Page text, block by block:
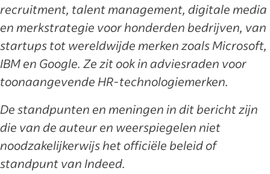
recruitment, talent management, digitale media
en merkstrategie voor honderden bedrijven, van
startups tot wereldwijde merken zoals Microsoft,
IBM en Google. Ze zit ook in adviesraden voor
toonaangevende HR-technologiemerken.
De standpunten en meningen in dit bericht zijn
die van de auteur en weerspiegelen niet
noodzakelijkerwijs het officiële beleid of
standpunt van Indeed.